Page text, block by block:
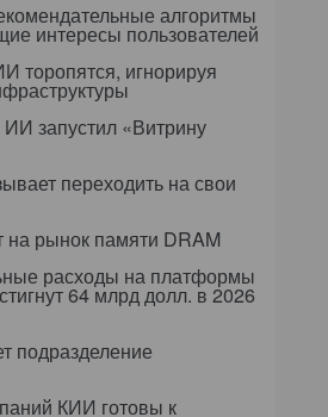
алгоритмы
интересы пользователей
торопятся, игнорируя
запустил «Витрину
переходить на свои
на рынок памяти DRAM
расходы на платформы
64 млрд долл. в 2026
подразделение
КИИ готовы к